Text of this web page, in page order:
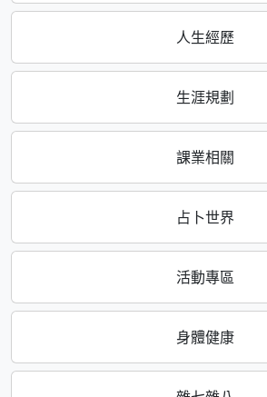
人生經歷
生涯規劃
課業相關
占卜世界
活動專區
身體健康